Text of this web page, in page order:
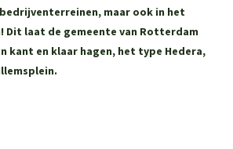
maar ook in het
Dit laat de gemeente van Rotterdam
kant en klaar hagen, het type Hedera,